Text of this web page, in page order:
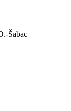
Šabac